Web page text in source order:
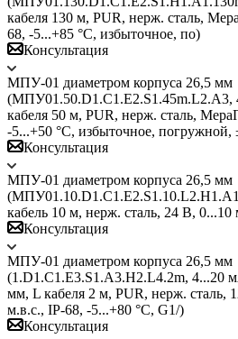
кабеля 130 м, PUR, нерж. сталь,
68, -5...+85 °C, избыточное, по)
Консультация
МПУ-01 диаметром корпуса 26,5 мм
(МПУ01.50.D1.C1.E2.S1.45m.L2.A3,
кабеля 50 м, PUR, нерж. сталь,
-5...+50 °C, избыточное, погружной,
Консультация
МПУ-01 диаметром корпуса 26,5 мм
кабель 10 м, нерж. сталь, 24 В,
Консультация
МПУ-01 диаметром корпуса 26,5 мм
(1.D1.C1.E3.S1.A3.H2.L4.2m, 4...20
мм, L кабеля 2 м, PUR, нерж. сталь,
м.в.с., IP-68, -5...+80 °C, G1/)
Консультация